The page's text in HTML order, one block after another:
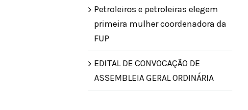
Petroleiros e petroleiras elegem
primeira mulher coordenadora da
FUP
EDITAL DE CONVOCAÇÃO DE
ASSEMBLEIA GERAL ORDINÁRIA